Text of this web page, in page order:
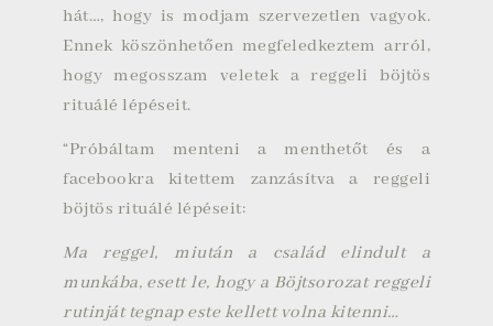
hát…, hogy is modjam szervezetlen vagyok.
Ennek köszönhetően megfeledkeztem arról,
hogy megosszam veletek a reggeli böjtös
rituálé lépéseit.
“Próbáltam menteni a menthetőt és a
facebookra kitettem zanzásítva a reggeli
böjtös rituálé lépéseit:
Ma reggel, miután a család elindult a
munkába, esett le, hogy a Böjtsorozat reggeli
rutinját tegnap este kellett volna kitenni…